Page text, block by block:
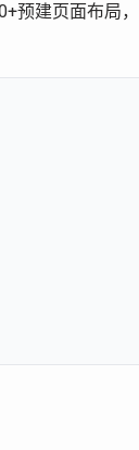
预建页面布局